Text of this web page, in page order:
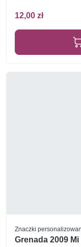
12,00 zł
Znaczki
Grenada 2009